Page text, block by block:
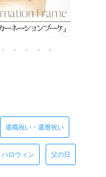
退職祝い・還暦祝い
ハロウィン 父の日